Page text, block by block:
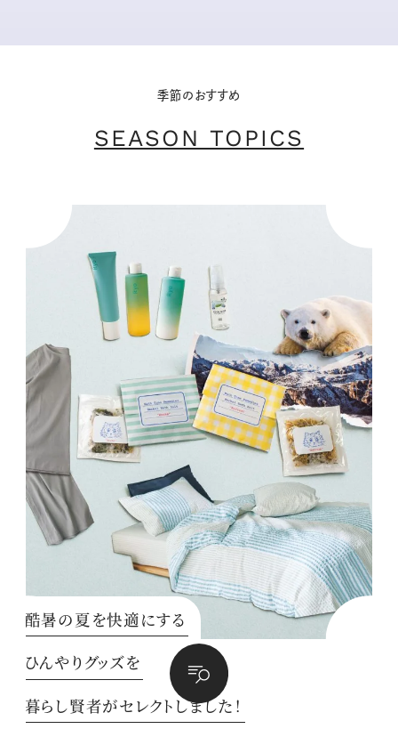
季節のおすすめ
SEASON TOPICS
酷暑の夏を快適にする
ひんやりグッズを
暮らし賢者がセレクトしました！